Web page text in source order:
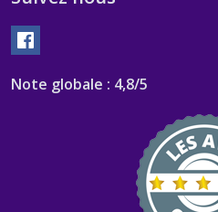
Note globale : 4,8/5